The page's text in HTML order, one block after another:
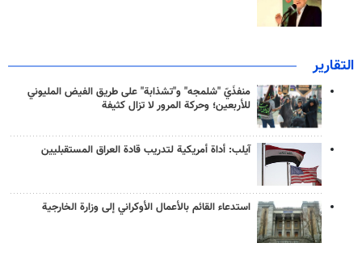
التقارير
منفذَيّ "شلمجه" و"تشذابة" على طريق الفيض المليوني
للأربعين؛ وحركة المرور لا تزال كثيفة
آيلب: أداة أمريكية لتدريب قادة العراق المستقبليين
استدعاء القائم بالأعمال الأوكراني إلى وزارة الخارجية